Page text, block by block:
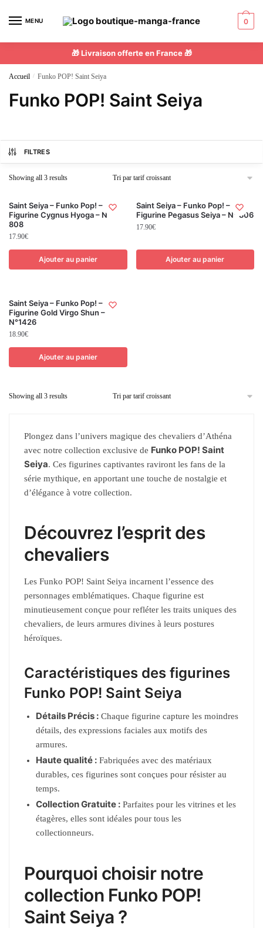
MENU 0
🎁 Livraison offerte en France 🎁
Accueil / Funko POP! Saint Seiya
Funko POP! Saint Seiya
FILTRES
Showing all 3 results
Saint Seiya – Funko Pop! –
Figurine Cygnus Hyoga – N°
808
17.90€
Ajouter au panier
Saint Seiya – Funko Pop! –
Figurine Pegasus Seiya – N° 806
17.90€
Ajouter au panier
Saint Seiya – Funko Pop! –
Figurine Gold Virgo Shun –
N°1426
18.90€
Ajouter au panier
Showing all 3 results
Plongez dans l’univers magique des chevaliers d’Athéna
avec notre collection exclusive de Funko POP! Saint
Seiya. Ces figurines captivantes raviront les fans de la
série mythique, en apportant une touche de nostalgie et
d’élégance à votre collection.
Découvrez l’esprit des
chevaliers
Les Funko POP! Saint Seiya incarnent l’essence des
personnages emblématiques. Chaque figurine est
minutieusement conçue pour refléter les traits uniques des
chevaliers, de leurs armures divines à leurs postures
héroïques.
Caractéristiques des figurines
Funko POP! Saint Seiya
Détails Précis : Chaque figurine capture les moindres
détails, des expressions faciales aux motifs des
armures.
Haute qualité : Fabriquées avec des matériaux
durables, ces figurines sont conçues pour résister au
temps.
Collection Gratuite : Parfaites pour les vitrines et les
étagères, elles sont idéales pour tous les
collectionneurs.
Pourquoi choisir notre
collection Funko POP!
Saint Seiya ?